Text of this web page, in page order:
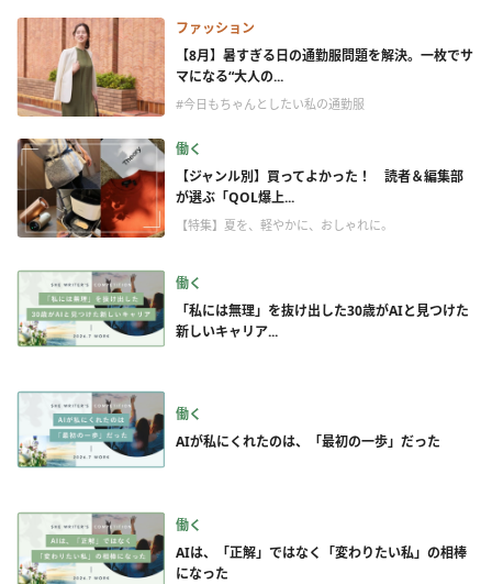
ファッション
【8月】暑すぎる日の通勤服問題を解決。一枚でサ
マになる“大人の...
#今日もちゃんとしたい私の通勤服
働く
【ジャンル別】買ってよかった！ 読者＆編集部
が選ぶ「QOL爆上...
【特集】夏を、軽やかに、おしゃれに。
働く
「私には無理」を抜け出した30歳がAIと見つけた
新しいキャリア...
働く
AIが私にくれたのは、「最初の一歩」だった
働く
AIは、「正解」ではなく「変わりたい私」の相棒
になった